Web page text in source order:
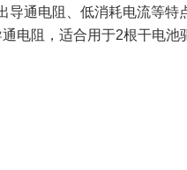
导通电阻、低消耗电流等
电阻，适合用于2根干电